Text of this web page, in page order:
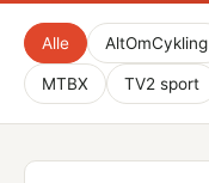
Alle AltOmCykling
MTBX TV2 sport